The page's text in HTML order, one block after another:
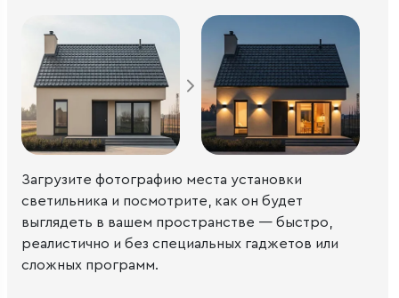
Загрузите фотографию места установки
светильника и посмотрите, как он будет
выглядеть в вашем пространстве — быстро,
реалистично и без специальных гаджетов или
сложных программ.